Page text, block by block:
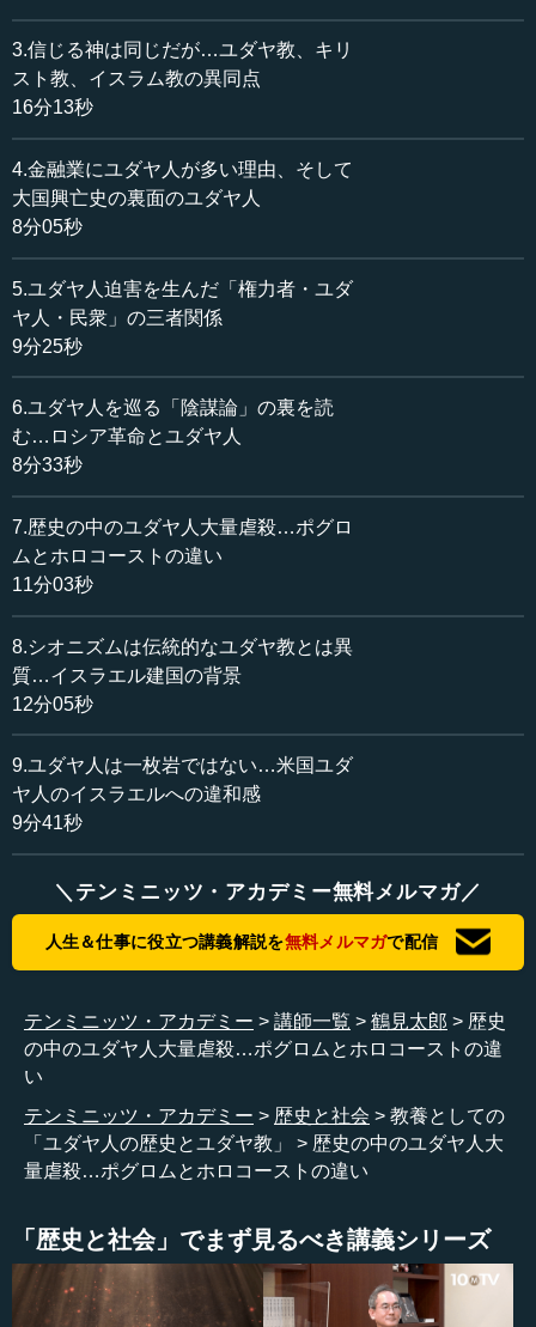
こそヨーロッパ各地のいわゆる「ポグロム」といわれる虐
待現象が起きる。あるいは、ナチス・ドイツが典型的です
けれど、「ホロコースト」ということで大量虐殺が行われ
るということで、そのポグロムとホロコーストということ
がありますけれど、言葉としてのポグロム、ホロコースト
（についてお聞きしたいと思います）。まずポグロムとは
何語になるのですか。
鶴見 もともとはロシア語です。それでだいたい民衆暴力
というか、民衆が別の民衆を集団で襲ったりすることをポ
グロムと呼びます。ほとんどそのターゲットになるのがユ
します。
―― これは年代でいうといつぐらいが中心になるのです
か。
鶴見 ポグロムと呼ばれる中で犠牲者が一番多かったの
は、ロシア革命の後に起こった内戦期、あるいは第一次世
界大戦からその内戦期にかけての時期、そこがピークと考
えられます。その頃にはポグロムという言葉は非常に流通
しています。中世に起こったユダヤ人襲撃事件も遡及的に
というか、ポグロムと呼ばれたりもするので、そういう意
きなものが起こって、（そのあとは）1903年から1906年に
かけて、あとは内戦期です。そのあたりが大きなポグロム
があった時期です。
―― その言葉がある意味遡って、中世期などのユダヤ人
虐待もポグロムという言葉が使われるようになったといい
ますが、この2つ、（つまり）中世期のユダヤ人虐待と20世
紀初頭の（ユダヤ人）虐待とでは、何か違いはあるものな
鶴見 襲われたユダヤ人からするとあまり違いは感じなか
ったと思います。構造として、昔あった、民衆がユダヤ人
の商店を襲うみたいなことはだいたいポグロムといわれる
ので、そこだけ切り取れば、基本的には同じことです。背
景も複雑なので、なかなか一概にいえないのですが、何か
基本的には同じです。中世でも農民が不満をためて、とい
うパターンが基本的なところです。
3.信じる神は同じだが…ユダヤ教、キリ
スト教、イスラム教の異同点
16分13秒
4.金融業にユダヤ人が多い理由、そして
大国興亡史の裏面のユダヤ人
8分05秒
5.ユダヤ人迫害を生んだ「権力者・ユダ
ヤ人・民衆」の三者関係
9分25秒
6.ユダヤ人を巡る「陰謀論」の裏を読
む…ロシア革命とユダヤ人
8分33秒
7.歴史の中のユダヤ人大量虐殺…ポグロ
ムとホロコーストの違い
11分03秒
8.シオニズムは伝統的なユダヤ教とは異
質…イスラエル建国の背景
12分05秒
9.ユダヤ人は一枚岩ではない…米国ユダ
ヤ人のイスラエルへの違和感
9分41秒
＼テンミニッツ・アカデミー無料メルマガ／
人生＆仕事に役立つ講義解説を無料メルマガで配信
テンミニッツ・アカデミー 講師一覧 鶴見太郎
歴史
の中のユダヤ人大量虐殺…ポグロムとホロコーストの違
い
テンミニッツ・アカデミー
歴史と社会
教養としての
「ユダヤ人の歴史とユダヤ教」
歴史の中のユダヤ人大
量虐殺…ポグロムとホロコーストの違い
「歴史と社会」でまず見るべき講義シリーズ